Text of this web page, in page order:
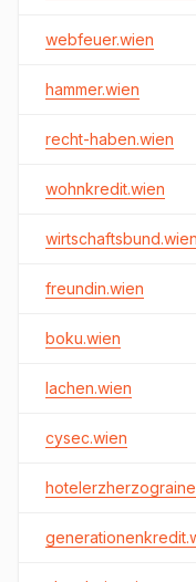
webfeuer.wien
hammer.wien
recht-haben.wien
wohnkredit.wien
wirtschaftsbund.wien
freundin.wien
boku.wien
lachen.wien
cysec.wien